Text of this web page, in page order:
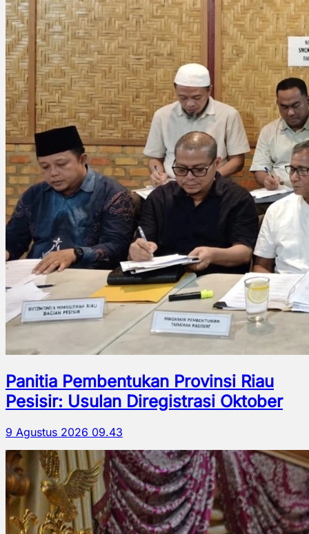
Panitia Pembentukan Provinsi Riau
Pesisir: Usulan Diregistrasi Oktober
9 Agustus 2026 09.43